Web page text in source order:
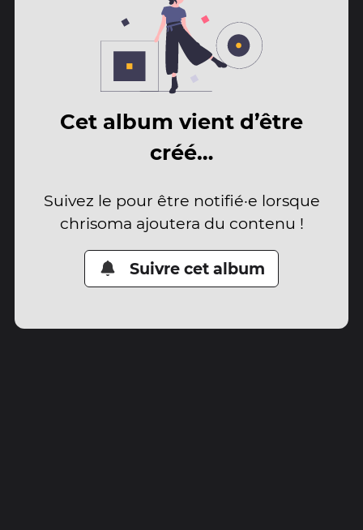
Cet album vient d’être
créé…
Suivez le pour être notifié·e lorsque
chrisoma ajoutera du contenu !
Suivre cet album